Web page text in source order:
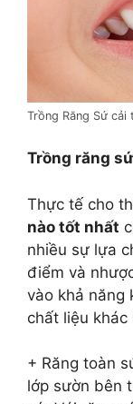
Trồng Răng Sứ cải
Trồng răng
Thực tế cho
nào tốt nhất
nhiều sự lựa
điểm và
vào khả năng
chất liệu khác
+ Răng toàn
lớp sườn bên